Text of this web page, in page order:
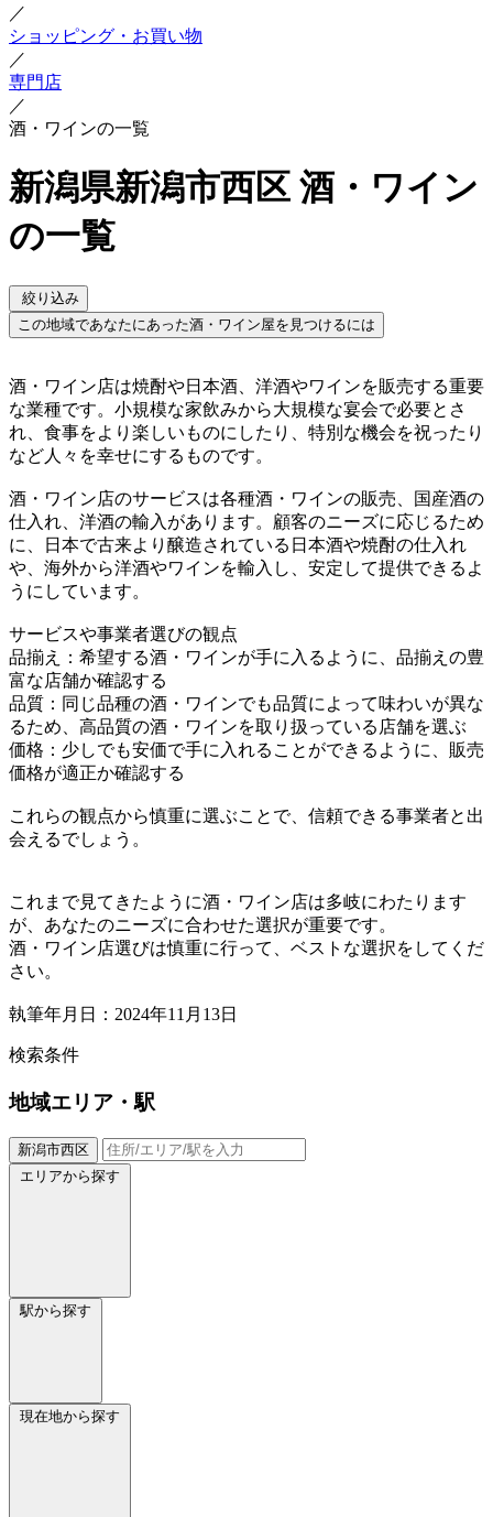
／
ショッピング・お買い物
／
専門店
／
酒・ワインの一覧
新潟県新潟市西区 酒・ワイン
の一覧
絞り込み
この地域であなたにあった酒・ワイン屋を見つけるには
酒・ワイン店は焼酎や日本酒、洋酒やワインを販売する重要
な業種です。小規模な家飲みから大規模な宴会で必要とさ
れ、食事をより楽しいものにしたり、特別な機会を祝ったり
など人々を幸せにするものです。
酒・ワイン店のサービスは各種酒・ワインの販売、国産酒の
仕入れ、洋酒の輸入があります。顧客のニーズに応じるため
に、日本で古来より醸造されている日本酒や焼酎の仕入れ
や、海外から洋酒やワインを輸入し、安定して提供できるよ
うにしています。
サービスや事業者選びの観点
品揃え：希望する酒・ワインが手に入るように、品揃えの豊
富な店舗か確認する
品質：同じ品種の酒・ワインでも品質によって味わいが異な
るため、高品質の酒・ワインを取り扱っている店舗を選ぶ
価格：少しでも安価で手に入れることができるように、販売
価格が適正か確認する
これらの観点から慎重に選ぶことで、信頼できる事業者と出
会えるでしょう。
これまで見てきたように酒・ワイン店は多岐にわたります
が、あなたのニーズに合わせた選択が重要です。
酒・ワイン店選びは慎重に行って、ベストな選択をしてくだ
さい。
執筆年月日：2024年11月13日
検索条件
地域エリア・駅
新潟市西区
エリアから探す
駅から探す
現在地から探す